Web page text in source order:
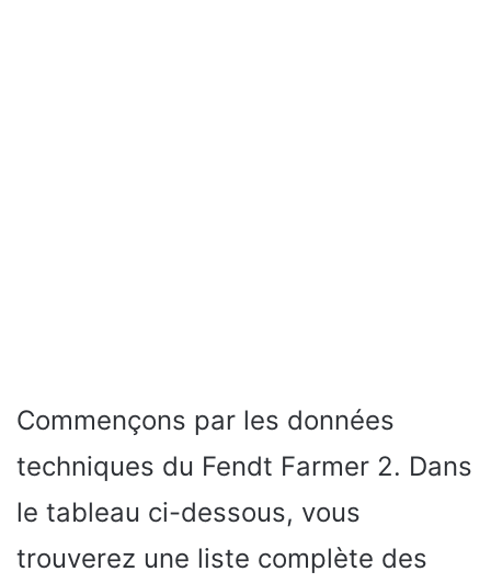
Commençons par les données
techniques du Fendt Farmer 2. Dans
le tableau ci-dessous, vous
trouverez une liste complète des